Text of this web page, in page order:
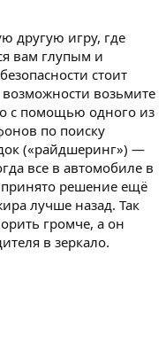
другую игру, где
вам глупым и
стоит
возможности возьмите
с помощью одного из
по поиску
(«райдшеринг») —
все в автомобиле в
принято решение ещё
лучше назад. Так
громче, а он
в зеркало.